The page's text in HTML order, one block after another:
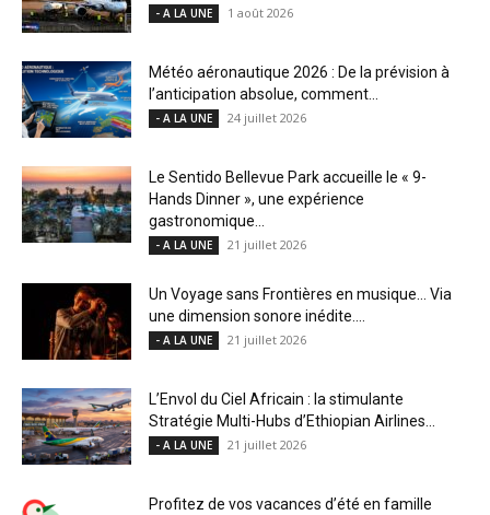
- A LA UNE 1 août 2026
Météo aéronautique 2026 : De la prévision à
l’anticipation absolue, comment...
- A LA UNE 24 juillet 2026
Le Sentido Bellevue Park accueille le « 9-
Hands Dinner », une expérience
gastronomique...
- A LA UNE 21 juillet 2026
Un Voyage sans Frontières en musique… Via
une dimension sonore inédite....
- A LA UNE 21 juillet 2026
L’Envol du Ciel Africain : la stimulante
Stratégie Multi-Hubs d’Ethiopian Airlines...
- A LA UNE 21 juillet 2026
Profitez de vos vacances d’été en famille